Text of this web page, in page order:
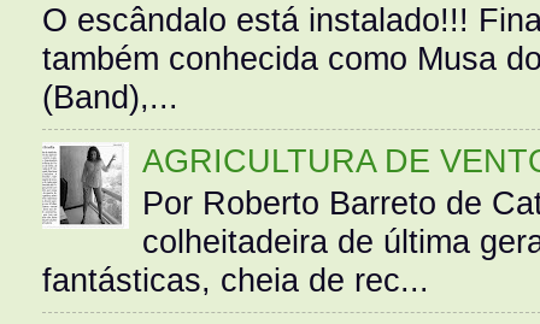
O escândalo está instalado!!!
também conhecida como Musa
(Band),...
AGRICULTURA DE
Por Roberto Barreto de
colheitadeira de última
fantásticas, cheia de rec...